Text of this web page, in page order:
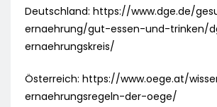
Deutschland: https://www.dge.de/
ernaehrung/gut-essen-und-trinken/
ernaehrungskreis/
Österreich: https://www.oege.at/
ernaehrungsregeln-der-oege/